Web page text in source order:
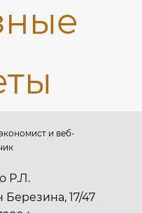
Р.Л.
Березина, 17/47